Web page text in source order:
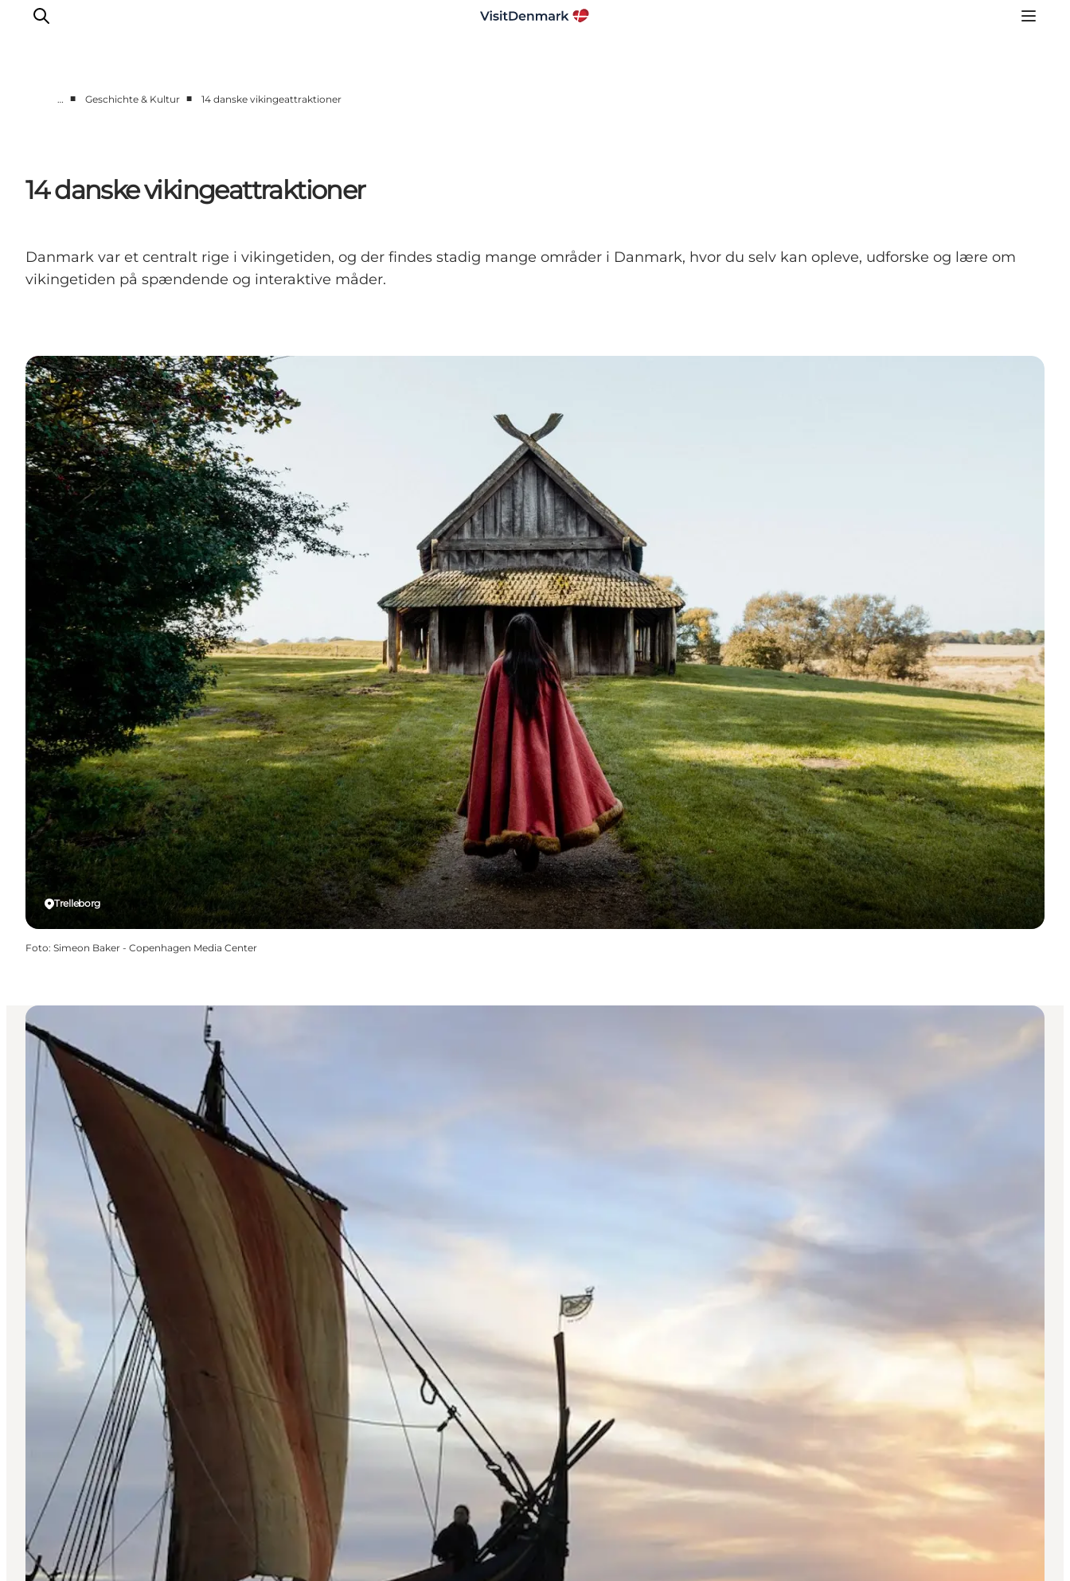
Erlebnisse
Unterkünfte
… ■ Geschichte & Kultur ■ 14 danske vikingeattraktioner
14 danske vikingeattraktioner
Danmark var et centralt rige i vikingetiden, og der findes stadig mange områder i Danmark, hvor du selv kan opleve, udforske og lære om
vikingetiden på spændende og interaktive måder.
Trelleborg
Foto: Simeon Baker - Copenhagen Media Center